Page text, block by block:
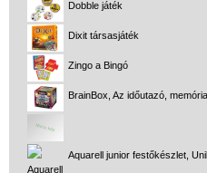
Dobble játék
Dixit társasjáték
Zingo a Bingó
BrainBox, Az időutazó,
Aquarell junior festőkészlet,